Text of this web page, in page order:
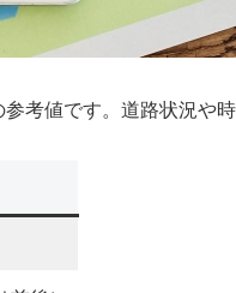
考値です。道路状況や